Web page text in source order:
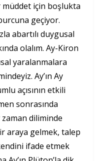
için boşlukta
geçiyor.
abartılı duygusal
olalım. Ay-Kiron
yaralanmalara
Ay’ın Ay
açısının etkili
sonrasında
zaman diliminde
araya gelmek, talep
ifade etmek